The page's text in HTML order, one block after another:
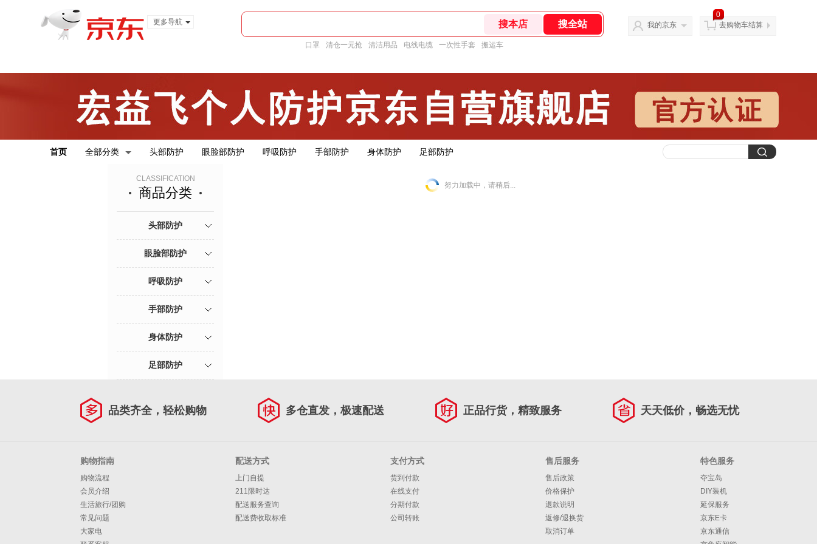
更多导航
口罩 清仓一元抢 清洁用品 电线电缆 一次性手套 搬运车
我的京东
0
去购物车结算
首页 全部分类 头部防护 眼脸部防护 呼吸防护 手部防护 身体防护 足部防护
CLASSIFICATION
商品分类
头部防护
眼脸部防护
呼吸防护
手部防护
身体防护
足部防护
努力加载中，请稍后...
品类齐全，轻松购物 多仓直发，极速配送 正品行货，精致服务 天天低价，畅选无忧
购物指南
购物流程
会员介绍
生活旅行/团购
常见问题
大家电
配送方式
上门自提
211限时达
配送服务查询
配送费收取标准
支付方式
货到付款
在线支付
分期付款
公司转账
售后服务
售后政策
价格保护
退款说明
返修/退换货
取消订单
特色服务
夺宝岛
DIY装机
延保服务
京东E卡
京东通信